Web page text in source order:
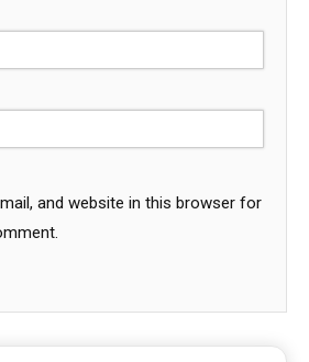
and website in this browser for